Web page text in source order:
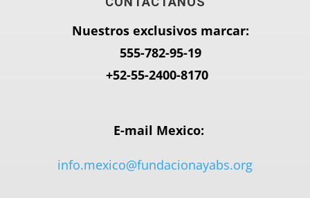
Nuestros exclusivos marcar:
555-782-95-19
+52-55-2400-8170
E-mail Mexico:
info.mexico@fundacionayabs.org